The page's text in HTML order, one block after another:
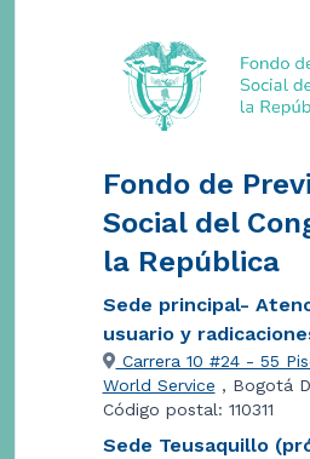
Fondo de
Social del
la República
Sede principal-
usuario y
Carrera 10 #24 - 55
World Service , Bogotá
Código postal: 110311
Sede Teusaquillo